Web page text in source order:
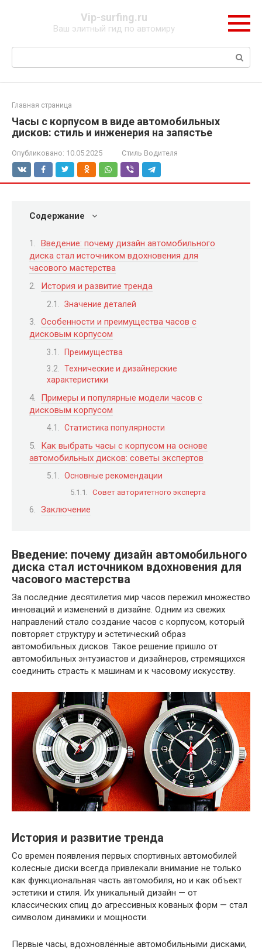
Vip-surfing.ru
Ваш элитный гид по автомиру
Поиск:
Главная страница
Часы с корпусом в виде автомобильных
дисков: стиль и инженерия на запястье
Опубликовано: 10.05.2025 Стиль Водителя
Содержание
Введение: почему дизайн автомобильного
диска стал источником вдохновения для
часового мастерства
История и развитие тренда
Значение деталей
Особенности и преимущества часов с
дисковым корпусом
Преимущества
Технические и дизайнерские
характеристики
Примеры и популярные модели часов с
дисковым корпусом
Статистика популярности
Как выбрать часы с корпусом на основе
автомобильных дисков: советы экспертов
Основные рекомендации
Совет авторитетного эксперта
Заключение
Введение: почему дизайн автомобильного
диска стал источником вдохновения для
часового мастерства
За последние десятилетия мир часов пережил множество
инноваций и изменений в дизайне. Одним из свежих
направлений стало создание часов с корпусом, который
повторяет структуру и эстетический образ
автомобильных дисков. Такое решение пришло от
автомобильных энтузиастов и дизайнеров, стремящихся
соединить страсть к машинам и к часовому искусству.
История и развитие тренда
Со времен появления первых спортивных автомобилей
колесные диски всегда привлекали внимание не только
как функциональная часть автомобиля, но и как объект
эстетики и стиля. Их уникальный дизайн — от
классических спиц до агрессивных кованых форм — стал
символом динамики и мощности.
Первые часы, вдохновлённые автомобильными дисками,